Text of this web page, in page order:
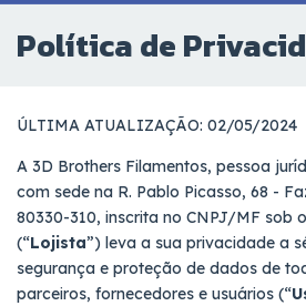
Política de
ÚLTIMA ATUALIZAÇÃO: 02/05/2024
A 3D Brothers Filamentos, pessoa
com sede na R. Pablo Picasso, 68 -
80330-310, inscrita no CNPJ/MF sob
(“Lojista”) leva a sua privacidade a
segurança e proteção de dados de
parceiros, fornecedores e usuários (“